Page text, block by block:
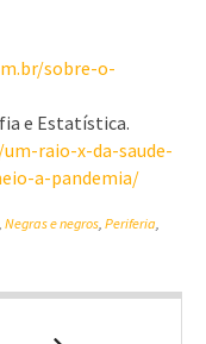
sobre-o-
e Estatística.
raio-x-da-saude-
a-pandemia/
Negras e negros Periferia